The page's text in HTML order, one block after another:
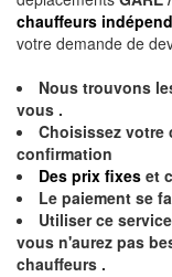
chauffeurs
votre demande de
Nous trouvons
vous .
Choisissez votre
confirmation
Des prix fixes et
Le paiement se
Utiliser ce
vous n'aurez pas
chauffeurs .